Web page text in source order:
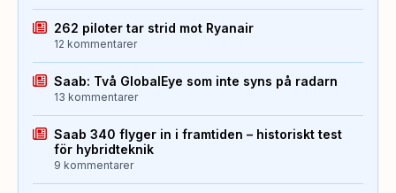
262 piloter tar strid mot Ryanair
12 kommentarer
Saab: Två GlobalEye som inte syns på radarn
13 kommentarer
Saab 340 flyger in i framtiden – historiskt test
för hybridteknik
9 kommentarer